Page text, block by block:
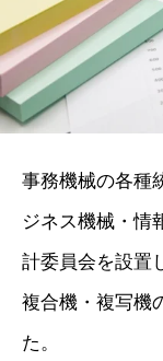
事務機械の各種
ジネス機械・情
計委員会を設置
複合機・複写機
た。